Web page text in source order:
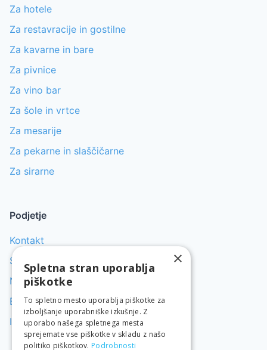
Za hotele
Za restavracije in gostilne
Za kavarne in bare
Za pivnice
Za vino bar
Za šole in vrtce
Za mesarije
Za pekarne in slaščičarne
Za sirarne
Podjetje
Kontakt
Servis pomivalnih strojev
Najem gostinske opreme
Blog
Izjava o varovanju osebnih podatkov
×
Spletna stran uporablja
piškotke
To spletno mesto uporablja piškotke za
izboljšanje uporabniške izkušnje. Z
uporabo našega spletnega mesta
sprejemate vse piškotke v skladu z našo
politiko piškotkov. Podrobnosti